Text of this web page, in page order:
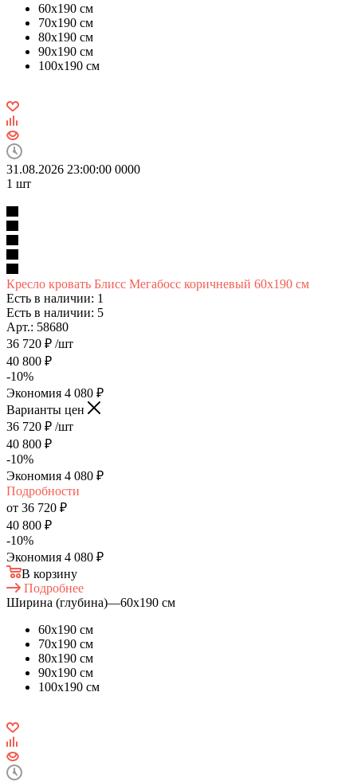
60х190 см
70х190 см
80х190 см
90х190 см
100х190 см
31.08.2026 23:00:00 0000
1 шт
Кресло кровать Блисс Мегабосс коричневый 60х190 см
Есть в наличии: 1
Есть в наличии: 5
Арт.: 58680
36 720 ₽ /шт
40 800 ₽
-10%
Экономия 4 080 ₽
Варианты цен
36 720 ₽ /шт
40 800 ₽
-10%
Экономия 4 080 ₽
Подробности
от 36 720 ₽
40 800 ₽
-10%
Экономия 4 080 ₽
В корзину
Подробнее
Ширина (глубина)—60х190 см
60х190 см
70х190 см
80х190 см
90х190 см
100х190 см